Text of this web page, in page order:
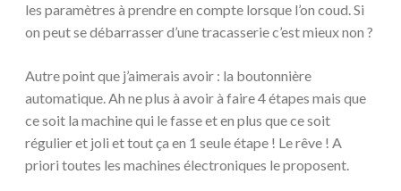
les paramètres à prendre en compte lorsque l’on coud. Si
on peut se débarrasser d’une tracasserie c’est mieux non ?
Autre point que j’aimerais avoir : la boutonnière
automatique. Ah ne plus à avoir à faire 4 étapes mais que
ce soit la machine qui le fasse et en plus que ce soit
régulier et joli et tout ça en 1 seule étape ! Le rêve ! A
priori toutes les machines électroniques le proposent.